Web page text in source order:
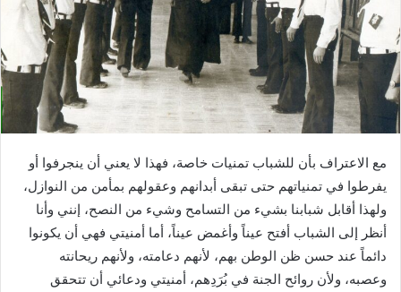
مع الاعتراف بأن للشباب تمنيات خاصة، فهذا لا يعني أن ينجرفوا أو
يفرطوا في تمنياتهم حتى تبقى أبدانهم وعقولهم بمأمن من النوازل،
ولهذا أقابل شبابنا بشيء من التسامح وشيء من النصح، إنني وأنا
أنظر إلى الشباب أفتح عيناً وأغمض عيناً، أما أمنيتي فهي أن يكونوا
دائماً عند حسن ظن الوطن بهم، لأنهم دعامته، ولأنهم ريحانته
وعصبه، ولأن روائح الجنة في بُرَدِهم، أمنيتي ودعائي أن تتحقق